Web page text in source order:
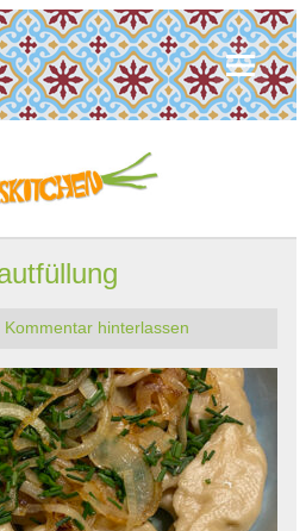
Kommentar hinterlassen